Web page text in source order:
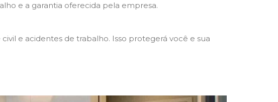
e a garantia oferecida pela empresa.
e acidentes de trabalho. Isso protegerá você e sua